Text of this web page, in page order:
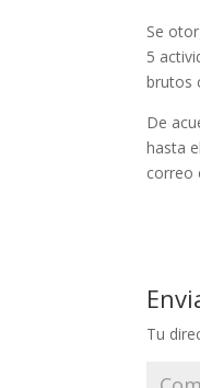
Se
5
brutos
De
hasta
correo
Tu